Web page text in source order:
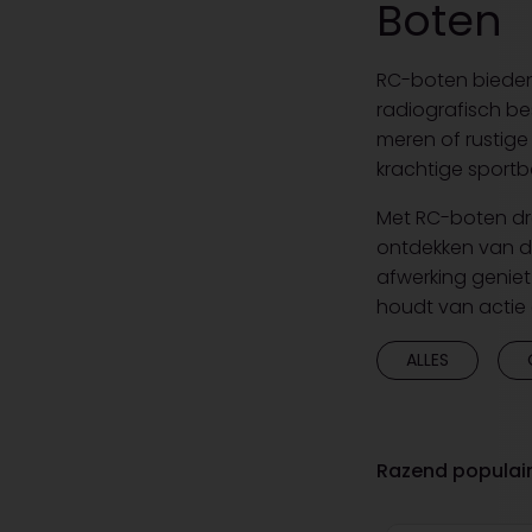
Boten
RC-boten
radiografisch
meren of
krachtige
Met RC-boten
ontdekken van
afwerking
houdt van actie
ALLES
Razend